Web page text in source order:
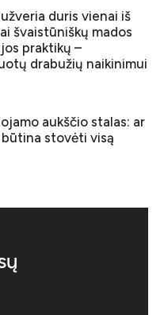
duris vienai iš
švaistūniškų mados
praktikų –
drabužių naikinimui
aukščio stalas: ar
stovėti visą